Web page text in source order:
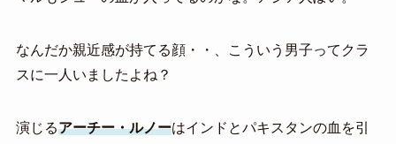
なんだか親近感が持てる顔・・、こういう男子ってクラ
スに一人いましたよね？
演じるアーチー・ルノーはインドとパキスタンの血を引